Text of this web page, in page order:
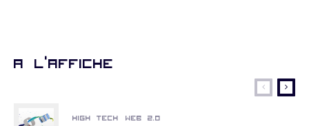
A l’affiche
High Tech Web 2.0